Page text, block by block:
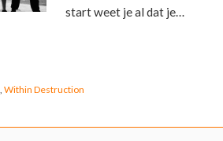
start weet je al dat je…
Within Destruction